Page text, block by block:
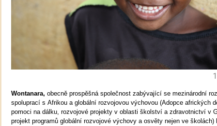
Wontanara, obecně prospěšná společnost zabývající se mezinárodní
spoluprací s Afrikou a globální rozvojovou výchovou (Adopce afrických
pomoci na dálku, rozvojové projekty v oblasti školství a zdravotnictví v
projekt programů globální rozvojové výchovy a osvěty nejen ve školách)